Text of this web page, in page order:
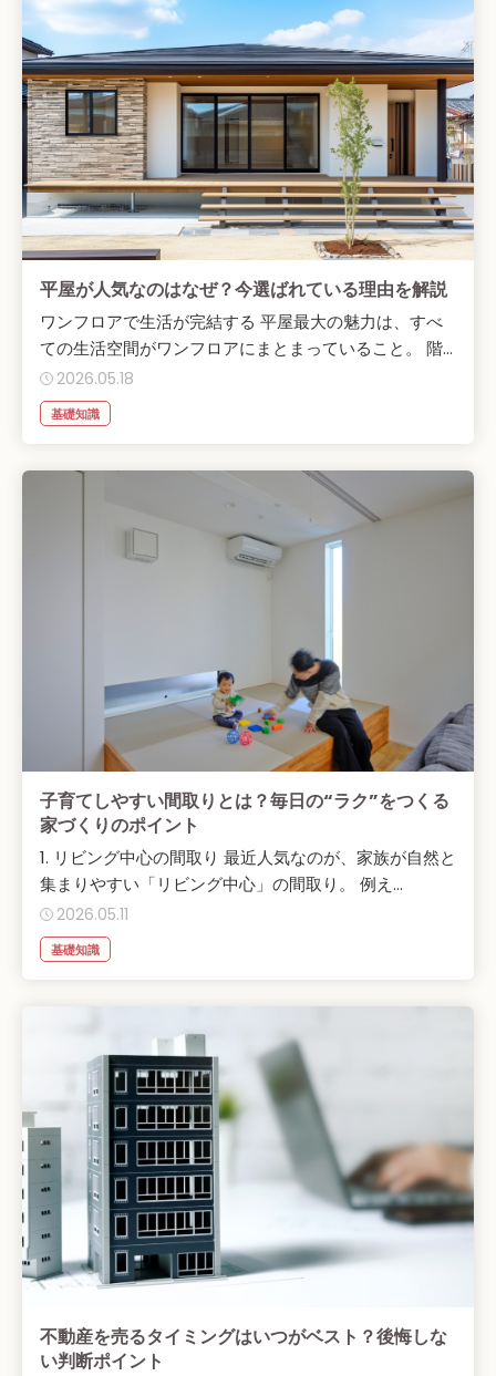
平屋が人気なのはなぜ？今選ばれている理由を解説
ワンフロアで生活が完結する 平屋最大の魅力は、すべ
ての生活空間がワンフロアにまとまっていること。 階...
2026.05.18
基礎知識
子育てしやすい間取りとは？毎日の“ラク”をつくる
家づくりのポイント
1. リビング中心の間取り 最近人気なのが、家族が自然と
集まりやすい「リビング中心」の間取り。 例え...
2026.05.11
基礎知識
不動産を売るタイミングはいつがベスト？後悔しな
い判断ポイント